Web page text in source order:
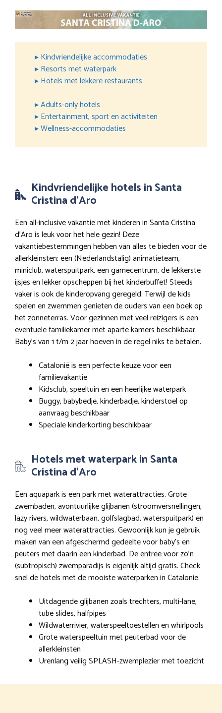
▸ Kindvriendelijke accommodaties
▸ Resorts met waterpark
▸ Hotels met lekkere restaurants
▸ Adults-only hotels
▸ Entertainment, sport en activiteiten
▸ Wellness-accommodaties
Kindvriendelijke hotels in Santa
Cristina d’Aro
Een all-inclusive vakantie met kinderen in Santa Cristina
d’Aro is leuk voor het hele gezin! Deze
vakantiebestemmingen hebben van alles te bieden voor de
allerkleinsten: een (Nederlandstalig) animatieteam,
miniclub, waterspuitpark, een gamecentrum, de lekkerste
ijsjes en lekker opscheppen bij het kinderbuffet! Steeds
vaker is ook de kinderopvang geregeld. Terwijl de kids
spelen en zwemmen genieten de ouders van een boek op
het zonneterras. Voor gezinnen met veel reizigers is een
eventuele familiekamer met aparte kamers beschikbaar.
Baby’s van 1 t/m 2 jaar hoeven in de regel niks te betalen.
Catalonië is een perfecte keuze voor een
familievakantie
Kidsclub, speeltuin en een heerlijke waterpark
Buggy, babybedje, kinderbadje, kinderstoel op
aanvraag beschikbaar
Speciale kinderkorting beschikbaar
Hotels met waterpark in Santa
Cristina d’Aro
Een aquapark is een park met waterattracties. Grote
zwembaden, avontuurlijke glijbanen (stroomversnellingen,
lazy rivers, wildwaterbaan, golfslagbad, waterspuitpark) en
nog veel meer waterattracties. Gewoonlijk kun je gebruik
maken van een afgeschermd gedeelte voor baby’s en
peuters met daarin een kinderbad. De entree voor zo’n
(subtropisch) zwemparadijs is eigenlijk altijd gratis. Check
snel de hotels met de mooiste waterparken in Catalonië.
Uitdagende glijbanen zoals trechters, multi-lane,
tube slides, halfpipes
Wildwaterrivier, waterspeeltoestellen en whirlpools
Grote waterspeeltuin met peuterbad voor de
allerkleinsten
Urenlang veilig SPLASH-zwemplezier met toezicht